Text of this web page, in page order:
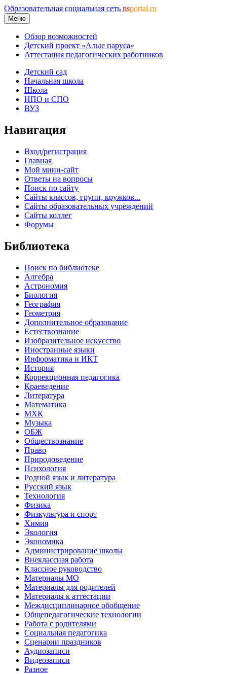
Образовательная социальная сеть nsportal.ru
Меню
Обзор возможностей
Детский проект «Алые паруса»
Аттестация педагогических работников
Детский сад
Начальная школа
Школа
НПО и СПО
ВУЗ
Навигация
Вход/регистрация
Главная
Мой мини-сайт
Ответы на вопросы
Поиск по сайту
Сайты классов, групп, кружков...
Сайты образовательных учреждений
Сайты коллег
Форумы
Библиотека
Поиск по библиотеке
Алгебра
Астрономия
Биология
География
Геометрия
Дополнительное образование
Естествознание
Изобразительное искусство
Иностранные языки
Информатика и ИКТ
История
Коррекционная педагогика
Краеведение
Литература
Математика
МХК
Музыка
ОБЖ
Обществознание
Право
Природоведение
Психология
Родной язык и литература
Русский язык
Технология
Физика
Физкультура и спорт
Химия
Экология
Экономика
Администрирование школы
Внеклассная работа
Классное руководство
Материалы МО
Материалы для родителей
Материалы к аттестации
Междисциплинарное обобщение
Общепедагогические технологии
Работа с родителями
Социальная педагогика
Сценарии праздников
Аудиозаписи
Видеозаписи
Разное